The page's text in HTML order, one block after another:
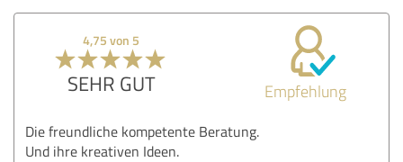
4,75 von 5
SEHR GUT Empfehlung
Die freundliche kompetente Beratung.
Und ihre kreativen Ideen.